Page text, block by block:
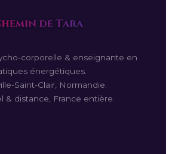
corporelle & enseignante en
énergétiques.
Saint-Clair, Normandie.
& distance, France entière.